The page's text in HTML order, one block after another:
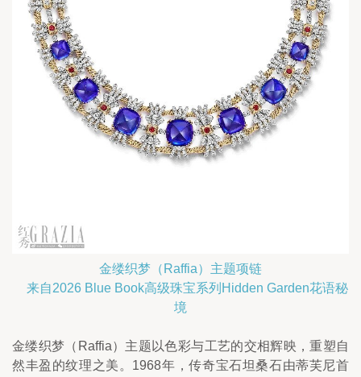
金缕织梦（Raffia）主题项链
来自2026 Blue Book高级珠宝系列Hidden Garden花语秘
境
金缕织梦（Raffia）主题以色彩与工艺的交相辉映，重塑自
然丰盈的纹理之美。1968年，传奇宝石坦桑石由蒂芙尼首